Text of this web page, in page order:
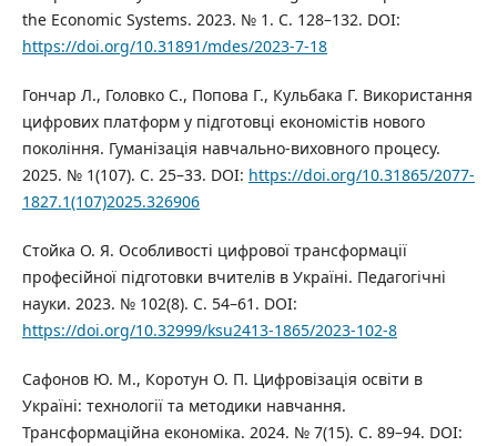
the Economic Systems. 2023. № 1. С. 128–132. DOI:
https://doi.org/10.31891/mdes/2023-7-18
Гончар Л., Головко С., Попова Г., Кульбака Г. Використання
цифрових платформ у підготовці економістів нового
покоління. Гуманізація навчально-виховного процесу.
2025. № 1(107). С. 25–33. DOI: https://doi.org/10.31865/2077-
1827.1(107)2025.326906
Стойка О. Я. Особливості цифрової трансформації
професійної підготовки вчителів в Україні. Педагогічні
науки. 2023. № 102(8). С. 54–61. DOI:
https://doi.org/10.32999/ksu2413-1865/2023-102-8
Сафонов Ю. М., Коротун О. П. Цифровізація освіти в
Україні: технології та методики навчання.
Трансформаційна економіка. 2024. № 7(15). С. 89–94. DOI: